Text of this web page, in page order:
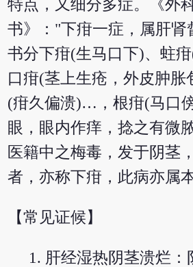
特点，又细分多症。《外
书》："下疳一症，属肝肾
书分下疳(生马口下)、蛀
口疳(茎上生疮，外皮肿胀
(疳久偏溃)…，根疳(马口
眼，眼内作痒，捻之有微
医籍中之梅毒，发于阴茎
者，亦称下疳，此病亦属
【常见证候】
肝经湿热阴茎溃烂：